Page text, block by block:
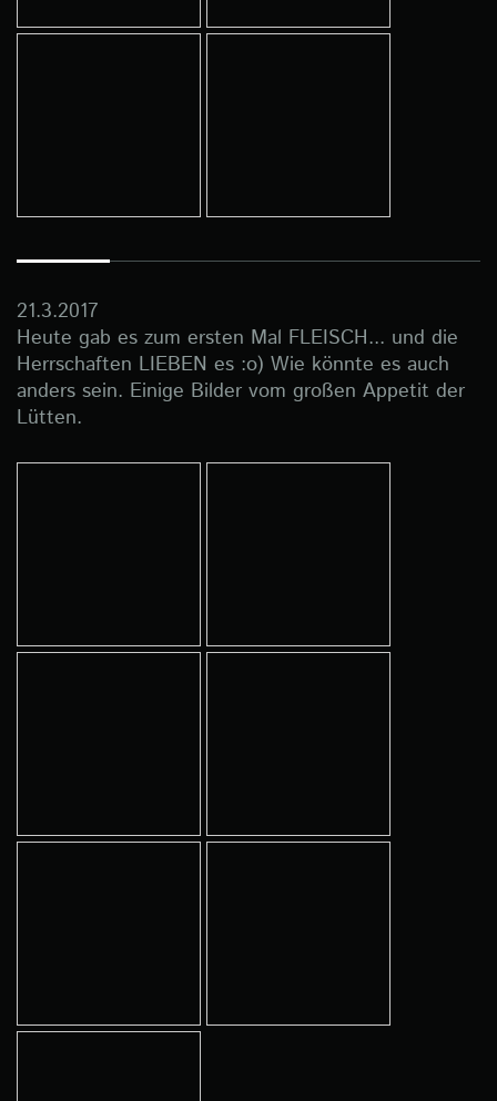
21.3.2017
Heute gab es zum ersten Mal FLEISCH... und die
Herrschaften LIEBEN es :o) Wie könnte es auch
anders sein. Einige Bilder vom großen Appetit der
Lütten.